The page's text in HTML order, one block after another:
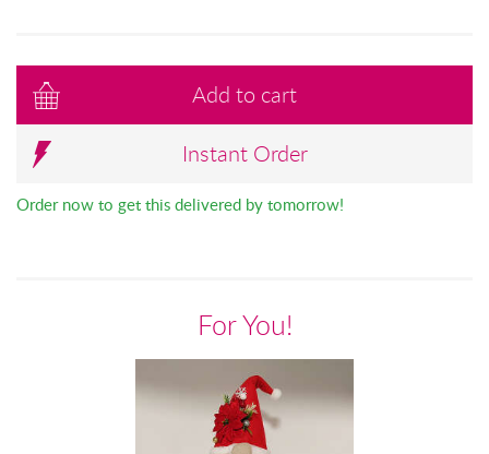
Add to cart
Instant Order
Order now to get this delivered by tomorrow!
For You!